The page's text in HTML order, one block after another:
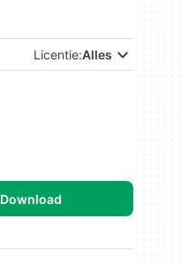
Licentie:Alles
Download